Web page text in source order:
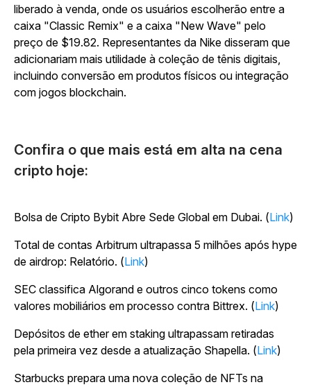
liberado à venda, onde os usuários escolherão entre a
caixa "Classic Remix" e a caixa "New Wave" pelo
preço de $19.82. Representantes da Nike disseram que
adicionariam mais utilidade à coleção de tênis digitais,
incluindo conversão em produtos físicos ou integração
com jogos blockchain.
Confira o que mais está em alta na cena
cripto hoje:
Bolsa de Cripto Bybit Abre Sede Global em Dubai. (Link)
Total de contas Arbitrum ultrapassa 5 milhões após hype
de airdrop: Relatório. (Link)
SEC classifica Algorand e outros cinco tokens como
valores mobiliários em processo contra Bittrex. (Link)
Depósitos de ether em staking ultrapassam retiradas
pela primeira vez desde a atualização Shapella. (Link)
Starbucks prepara uma nova coleção de NFTs na